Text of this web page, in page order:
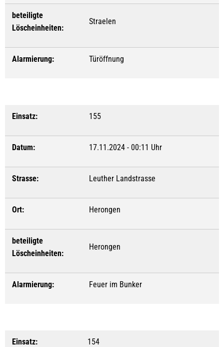
beteiligte
Löscheinheiten:
Straelen
Alarmierung: Türöffnung
Einsatz: 155
Datum: 17.11.2024 - 00:11 Uhr
Strasse: Leuther Landstrasse
Ort: Herongen
beteiligte
Löscheinheiten:
Herongen
Alarmierung: Feuer im Bunker
Einsatz: 154